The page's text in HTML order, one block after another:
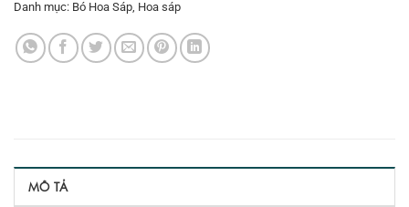
Danh mục: Bó Hoa Sáp, Hoa sáp
MÔ TẢ